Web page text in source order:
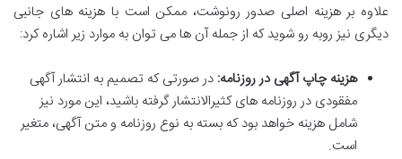
علاوه بر هزینه اصلی صدور رونوشت، ممکن است با هزینه های جانبی
دیگری نیز روبه رو شوید که از جمله آن ها می توان به موارد زیر اشاره کرد:
هزینه چاپ آگهی در روزنامه: در صورتی که تصمیم به انتشار آگهی
مفقودی در روزنامه های کثیرالانتشار گرفته باشید، این مورد نیز
شامل هزینه خواهد بود که بسته به نوع روزنامه و متن آگهی، متغیر
است.